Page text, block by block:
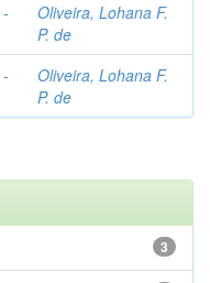
Oliveira, Lohana F.
P. de
Oliveira, Lohana F.
P. de
3